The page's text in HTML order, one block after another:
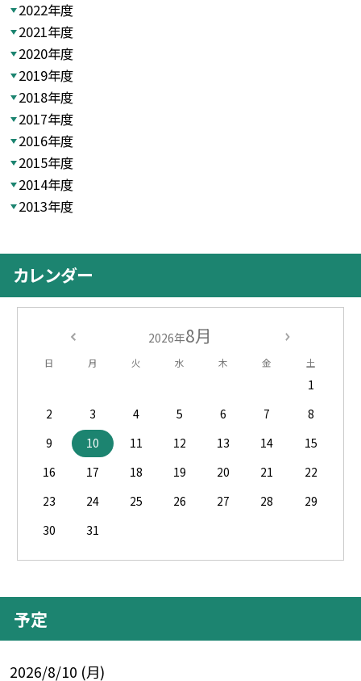
2022年度
2021年度
2020年度
2019年度
2018年度
2017年度
2016年度
2015年度
2014年度
2013年度
カレンダー
2026年8月
日 月 火 水 木 金 土
1
2
3 4 5 6 7
8
9
10 11 12 13 14
15
16
17 18 19 20 21
22
23
24 25 26 27 28
29
30
31
予定
2026/8/10 (月)